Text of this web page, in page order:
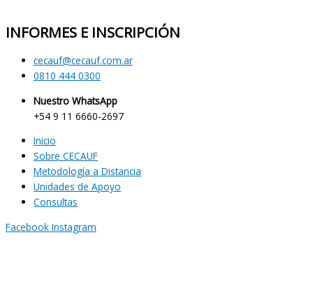
INFORMES E INSCRIPCIÓN
cecauf@cecauf.com.ar
0810 444 0300
Nuestro WhatsApp
+54 9 11 6660-2697
Inicio
Sobre CECAUF
Metodología a Distancia
Unidades de Apoyo
Consultas
Facebook Instagram